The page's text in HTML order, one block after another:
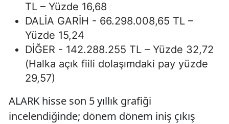
TL – Yüzde 16,68
DALİA GARİH - 66.298.008,65 TL –
Yüzde 15,24
DİĞER - 142.288.255 TL – Yüzde 32,72
(Halka açık fiili dolaşımdaki pay yüzde
29,57)
ALARK hisse son 5 yıllık grafiği
incelendiğinde; dönem dönem iniş çıkış